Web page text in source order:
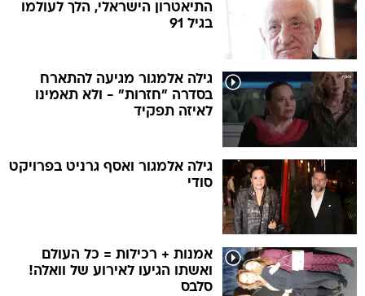
התיאטרון הישראלי, הלך לעולמו
בגיל 91
גילה אלמגור מגיעה להתארח
בסדרה "חזרות" - ולא תאמינו
לאיזה תפקיד
גילה אלמגור ואסף גרניט בפרויקט
סודי
אמנות + רכילות = כל העולם
ואשתו הגיעו לאירוע של וואלה!
סלבס